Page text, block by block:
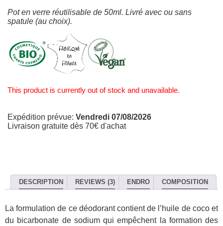
Pot en verre réutilisable de 50ml. Livré avec ou sans
spatule (au choix).
This product is currently out of stock and unavailable.
Expédition prévue: Vendredi 07/08/2026
Livraison gratuite dès 70€ d'achat
DESCRIPTION REVIEWS (3) ENDRO COMPOSITION
La formulation de ce déodorant contient de l’huile de coco et
du bicarbonate de sodium qui empêchent la formation des